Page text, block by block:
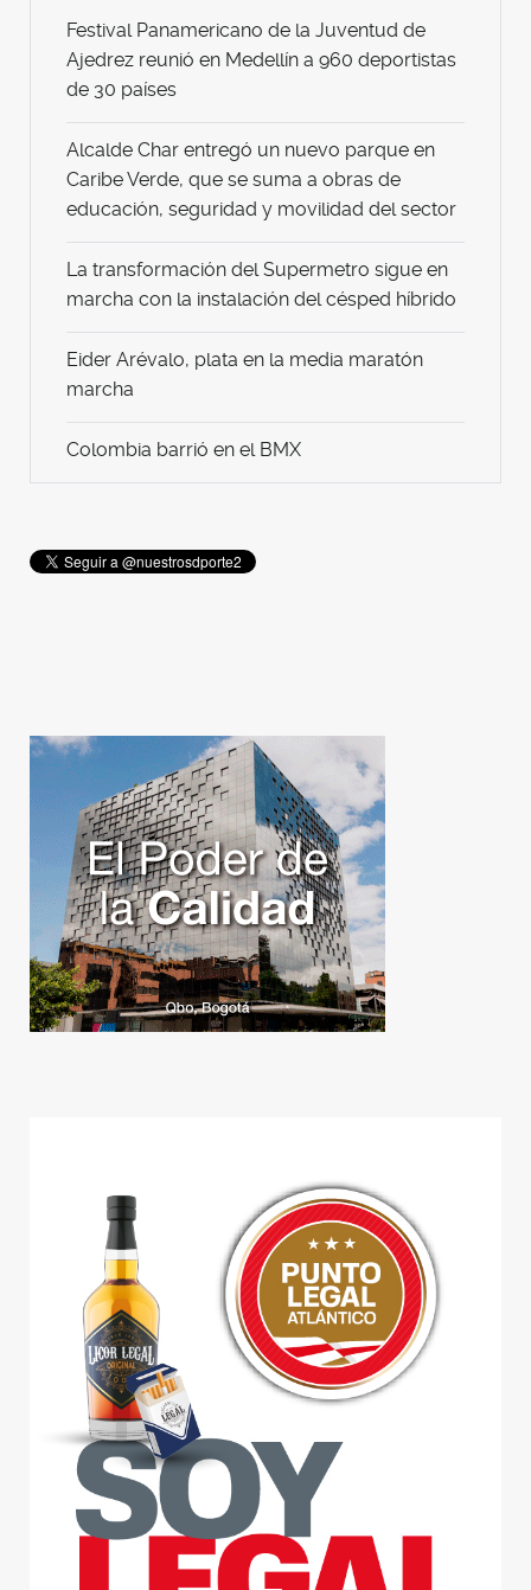
Festival Panamericano de la Juventud de
Ajedrez reunió en Medellín a 960 deportistas
de 30 países
Alcalde Char entregó un nuevo parque en
Caribe Verde, que se suma a obras de
educación, seguridad y movilidad del sector
La transformación del Supermetro sigue en
marcha con la instalación del césped híbrido
Eider Arévalo, plata en la media maratón
marcha
Colombia barrió en el BMX